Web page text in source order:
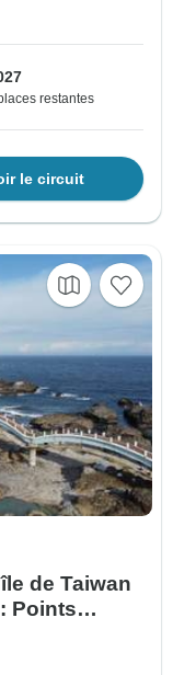
restantes
le circuit
de Taiwan
Points
Tainan,